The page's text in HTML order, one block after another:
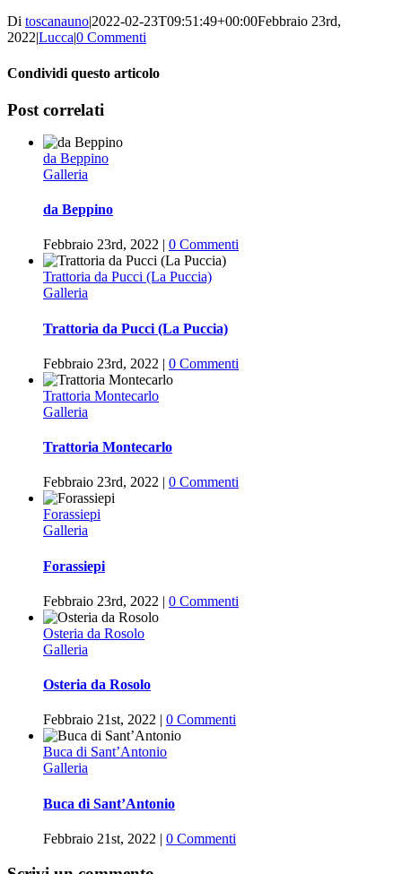
Di toscanauno|2022-02-23T09:51:49+00:00Febbraio 23rd,
2022|Lucca|0 Commenti
Condividi questo articolo
Facebook
Twitter
WhatsApp
Pinterest
Vk
Post correlati
da Beppino
Galleria
da Beppino
Febbraio 23rd, 2022 | 0 Commenti
Trattoria da Pucci (La Puccia)
Galleria
Trattoria da Pucci (La Puccia)
Febbraio 23rd, 2022 | 0 Commenti
Trattoria Montecarlo
Galleria
Trattoria Montecarlo
Febbraio 23rd, 2022 | 0 Commenti
Forassiepi
Galleria
Forassiepi
Febbraio 23rd, 2022 | 0 Commenti
Osteria da Rosolo
Galleria
Osteria da Rosolo
Febbraio 21st, 2022 | 0 Commenti
Buca di Sant’Antonio
Galleria
Buca di Sant’Antonio
Febbraio 21st, 2022 | 0 Commenti